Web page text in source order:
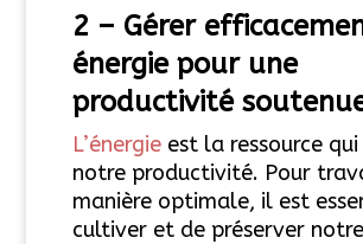
2 – Gérer
énergie pour une
productivité
L’énergieest la ressource
notre productivité. Pour
manière optimale, il est
cultiver et de préserver